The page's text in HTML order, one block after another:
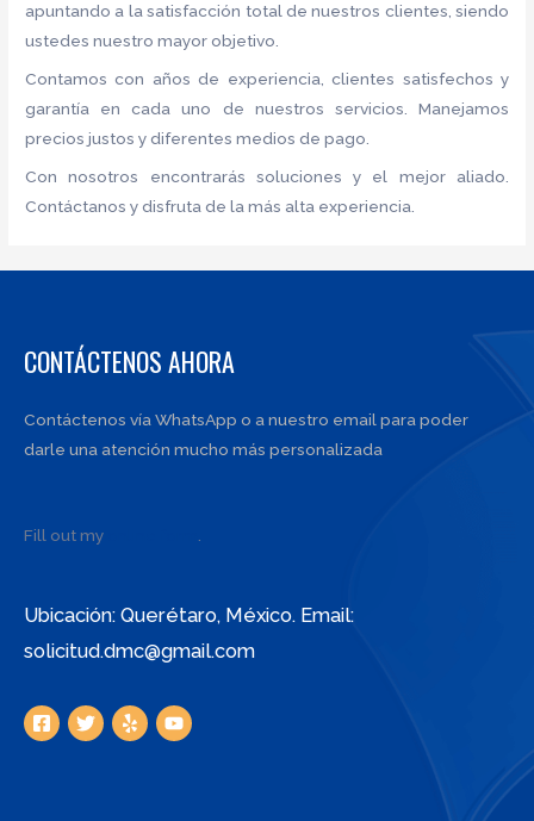
apuntando a la satisfacción total de nuestros clientes, siendo
ustedes nuestro mayor objetivo.
Contamos con años de experiencia, clientes satisfechos y
garantía en cada uno de nuestros servicios. Manejamos
precios justos y diferentes medios de pago.
Con nosotros encontrarás soluciones y el mejor aliado.
Contáctanos y disfruta de la más alta experiencia.
CONTÁCTENOS AHORA
Contáctenos vía WhatsApp o a nuestro email para poder
darle una atención mucho más personalizada
Fill out my .
Ubicación: Querétaro, México. Email:
solicitud.dmc@gmail.com